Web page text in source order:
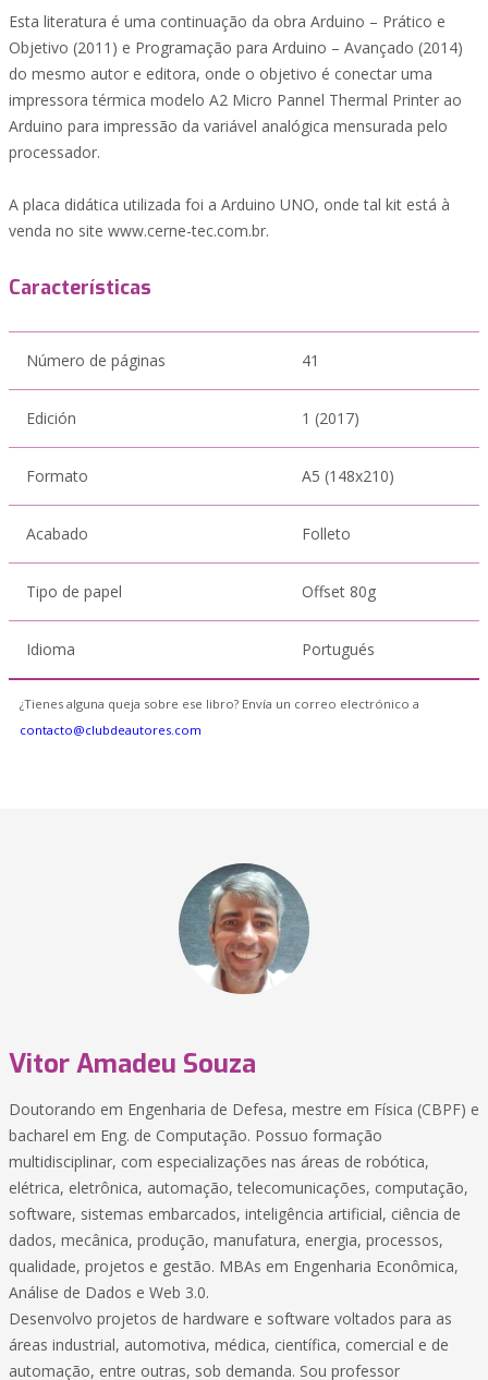
Esta literatura é uma continuação da obra Arduino – Prático e
Objetivo (2011) e Programação para Arduino – Avançado (2014)
do mesmo autor e editora, onde o objetivo é conectar uma
impressora térmica modelo A2 Micro Pannel Thermal Printer ao
Arduino para impressão da variável analógica mensurada pelo
processador.
A placa didática utilizada foi a Arduino UNO, onde tal kit está à
venda no site www.cerne-tec.com.br.
Características
Número de páginas 41
Edición 1 (2017)
Formato A5 (148x210)
Acabado Folleto
Tipo de papel Offset 80g
Idioma Portugués
¿Tienes alguna queja sobre ese libro? Envía un correo electrónico a
contacto@clubdeautores.com
Vitor Amadeu Souza
Doutorando em Engenharia de Defesa, mestre em Física (CBPF) e
bacharel em Eng. de Computação. Possuo formação
multidisciplinar, com especializações nas áreas de robótica,
elétrica, eletrônica, automação, telecomunicações, computação,
software, sistemas embarcados, inteligência artificial, ciência de
dados, mecânica, produção, manufatura, energia, processos,
qualidade, projetos e gestão. MBAs em Engenharia Econômica,
Análise de Dados e Web 3.0.
Desenvolvo projetos de hardware e software voltados para as
áreas industrial, automotiva, médica, científica, comercial e de
automação, entre outras, sob demanda. Sou professor